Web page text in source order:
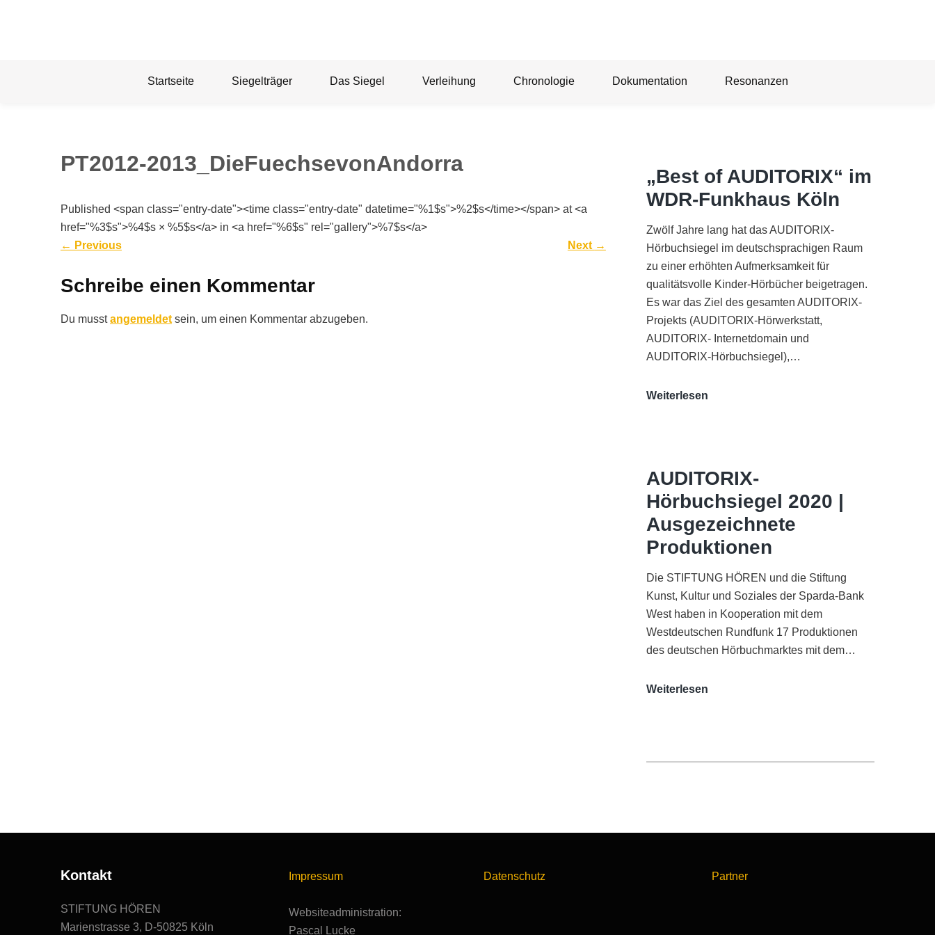
Startseite Siegelträger Das Siegel Verleihung Chronologie Dokumentation Resonanzen
PT2012-2013_DieFuechsevonAndorra
Published <span class="entry-date"><time class="entry-date" datetime="%1$s">%2$s</time></span> at <a
href="%3$s">%4$s × %5$s</a> in <a href="%6$s" rel="gallery">%7$s</a>
← Previous Next →
Schreibe einen Kommentar
Du musstangemeldet sein, um einen Kommentar abzugeben.
„Best of AUDITORIX“ im
WDR-Funkhaus Köln
Zwölf Jahre lang hat das AUDITORIX-
Hörbuchsiegel im deutschsprachigen Raum
zu einer erhöhten Aufmerksamkeit für
qualitätsvolle Kinder-Hörbücher beigetragen.
Es war das Ziel des gesamten AUDITORIX-
Projekts (AUDITORIX-Hörwerkstatt,
AUDITORIX- Internetdomain und
AUDITORIX-Hörbuchsiegel),…
Weiterlesen
Funkhaus
Köln
AUDITORIX-
Hörbuchsiegel 2020 |
Ausgezeichnete
Produktionen
Die STIFTUNG HÖREN und die Stiftung
Kunst, Kultur und Soziales der Sparda-Bank
West haben in Kooperation mit dem
Westdeutschen Rundfunk 17 Produktionen
des deutschen Hörbuchmarktes mit dem…
Weiterlesen
Ausgezeichnete
Kontakt
STIFTUNG HÖREN
Marienstrasse 3, D-50825 Köln
Impressum
Websiteadministration:
Pascal Lucke
Datenschutz Partner